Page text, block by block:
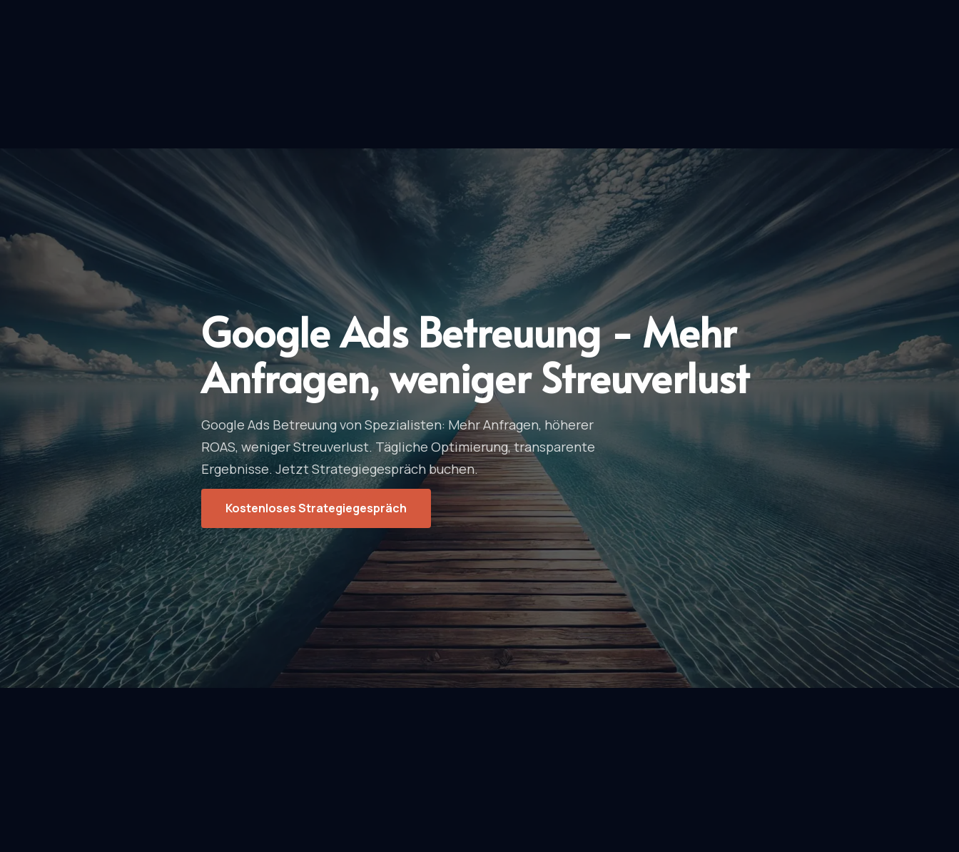
Google Ads Betreuung - Mehr
Anfragen, weniger Streuverlust
Google Ads Betreuung von Spezialisten: Mehr Anfragen, höherer
ROAS, weniger Streuverlust. Tägliche Optimierung, transparente
Ergebnisse. Jetzt Strategiegespräch buchen.
Kostenloses Strategiegespräch